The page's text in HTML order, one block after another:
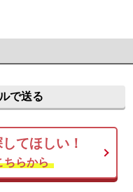
で送る
てほしい！
ちらから